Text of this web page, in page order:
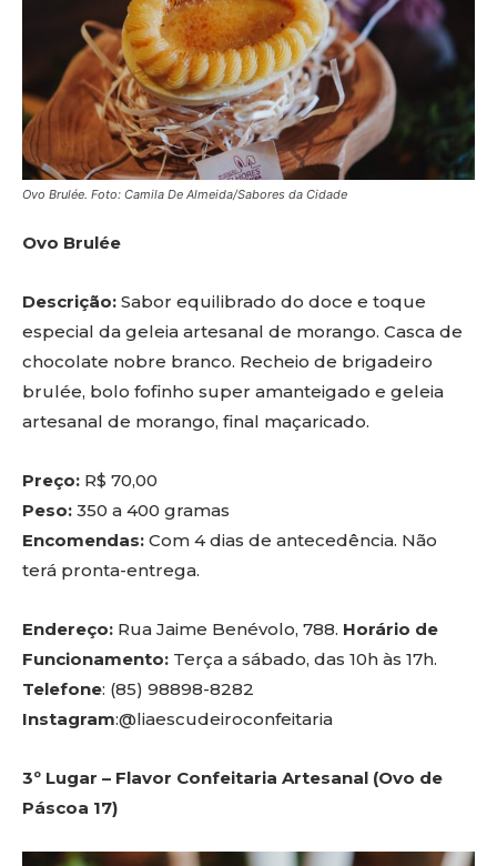
Ovo Brulée. Foto: Camila De Almeida/Sabores da Cidade
Ovo Brulée
Descrição: Sabor equilibrado do doce e toque
especial da geleia artesanal de morango. Casca de
chocolate nobre branco. Recheio de brigadeiro
brulée, bolo fofinho super amanteigado e geleia
artesanal de morango, final maçaricado.
Preço: R$ 70,00
Peso: 350 a 400 gramas
Encomendas: Com 4 dias de antecedência. Não
terá pronta-entrega.
Endereço: Rua Jaime Benévolo, 788. Horário de
Funcionamento: Terça a sábado, das 10h às 17h.
Telefone: (85) 98898-8282
Instagram:@liaescudeiroconfeitaria
3º Lugar – Flavor Confeitaria Artesanal (Ovo de
Páscoa 17)